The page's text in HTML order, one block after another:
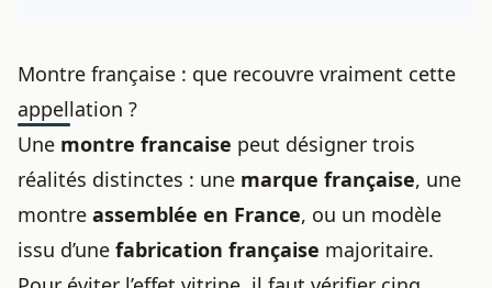
Montre française : que recouvre vraiment cette
appellation ?
Une montre francaise peut désigner trois
réalités distinctes : une marque française, une
montre assemblée en France, ou un modèle
issu d’une fabrication française majoritaire.